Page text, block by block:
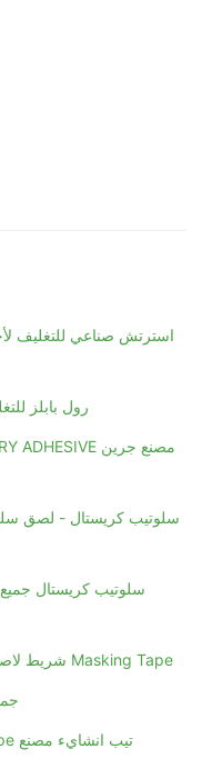
استرتش صناعي للتغليف
رول بابلز
سلوتيب كريستال - لصق
سلوتيب كريستال
شريط لاصق مؤقت لصق ديكور دوكو ماسكينج تيب Masking Tape